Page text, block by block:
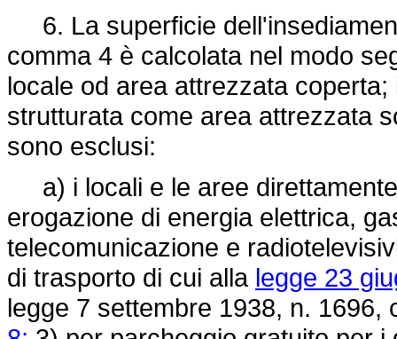
6. La superficie
comma 4 è calcolata nel modo
locale od area attrezzata
strutturata come area attrezzata
sono esclusi:
a) i locali e le aree
erogazione di energia elettrica,
telecomunicazione e
di trasporto di cui alla legge 23
legge 7 settembre 1938, n. 1696,